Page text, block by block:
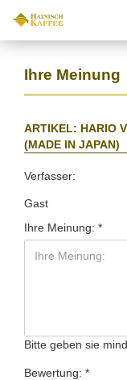
Ihre Meinung
ARTIKEL: HARIO
MADE IN JAPAN)
Verfasser:
Gast
Ihre Meinung:
Bitte geben sie
Bewertung: